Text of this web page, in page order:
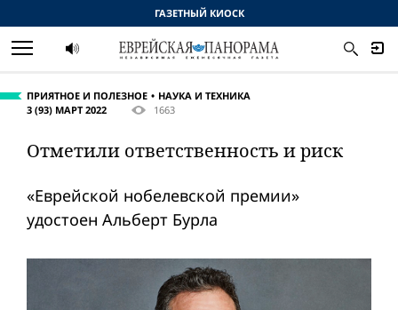
ПРИЯТНОЕ И ПОЛЕЗНОЕ
НАУКА И ТЕХНИКА
3 (93) МАРТ 2022
1663
Отметили ответственность и риск
«Еврейской нобелевской премии»
удостоен Альберт Бурла
ГАЗЕТНЫЙ КИОСК